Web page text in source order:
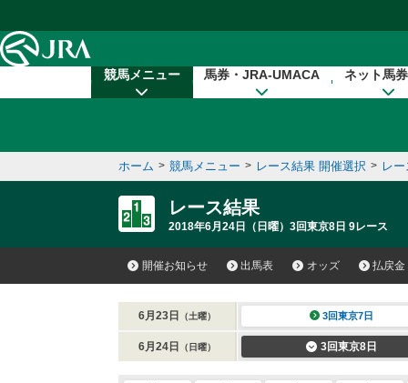
競馬メニュー 馬券・JRA-UMACA ネット馬
ホーム > 競馬メニュー > レース結果 開催選択 > レ
レース結果
2018年6月24日（日曜）3回東京8日 9レース
開催お知らせ 出馬表 オッズ 払戻金
6月23日 （土曜） 3回東京7日
6月24日 （日曜） 3回東京8日